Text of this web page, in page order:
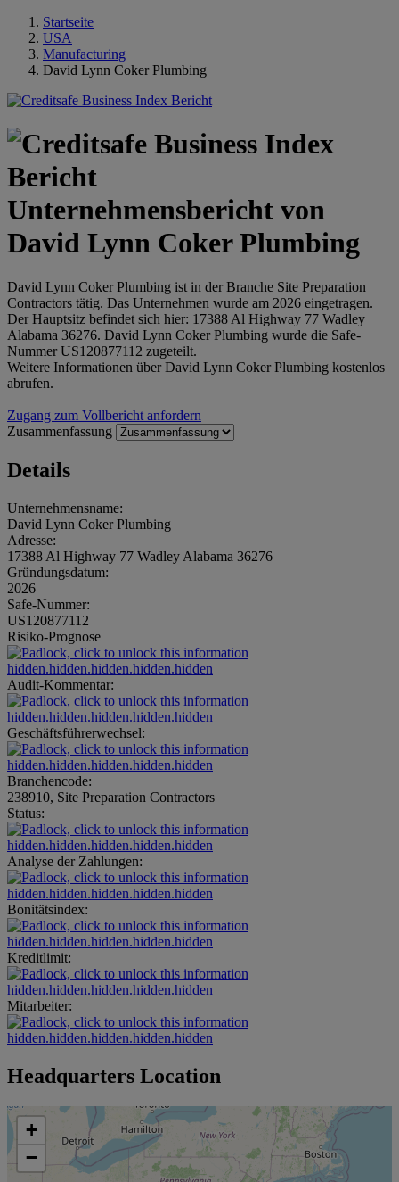
Startseite
USA
Manufacturing
David Lynn Coker Plumbing
Unternehmensbericht von
David Lynn Coker Plumbing
David Lynn Coker Plumbing ist in der Branche Site Preparation
Contractors tätig. Das Unternehmen wurde am 2026 eingetragen.
Der Hauptsitz befindet sich hier: 17388 Al Highway 77 Wadley
Alabama 36276. David Lynn Coker Plumbing wurde die Safe-
Nummer US120877112 zugeteilt.
Weitere Informationen über David Lynn Coker Plumbing kostenlos
abrufen.
Zugang zum Vollbericht anfordern
Zusammenfassung
Details
Unternehmensname:
David Lynn Coker Plumbing
Adresse:
17388 Al Highway 77 Wadley Alabama 36276
Gründungsdatum:
2026
Safe-Nummer:
US120877112
Risiko-Prognose
hidden.hidden.hidden.hidden.hidden
Audit-Kommentar:
hidden.hidden.hidden.hidden.hidden
Geschäftsführerwechsel:
hidden.hidden.hidden.hidden.hidden
Branchencode:
238910, Site Preparation Contractors
Status:
hidden.hidden.hidden.hidden.hidden
Analyse der Zahlungen:
hidden.hidden.hidden.hidden.hidden
Bonitätsindex:
hidden.hidden.hidden.hidden.hidden
Kreditlimit:
hidden.hidden.hidden.hidden.hidden
Mitarbeiter:
hidden.hidden.hidden.hidden.hidden
Headquarters Location
+
−